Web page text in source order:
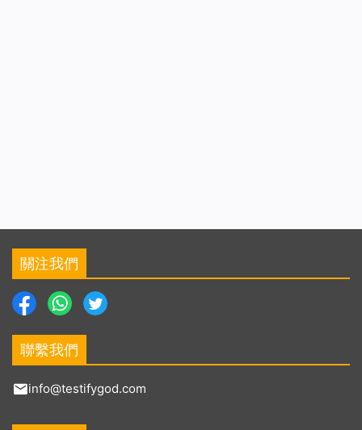
關注我們
聯繫我們
info@testifygod.com